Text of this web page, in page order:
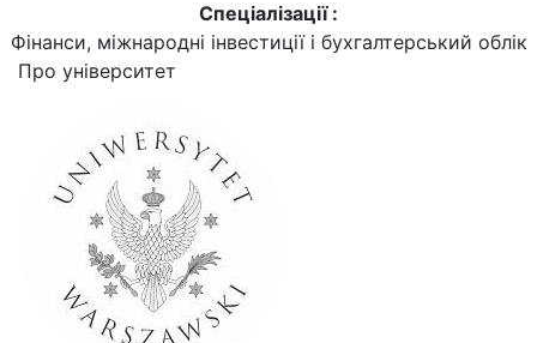
Спеціалізації :
Фінанси, міжнародні інвестиції і бухгалтерський облік
Про університет